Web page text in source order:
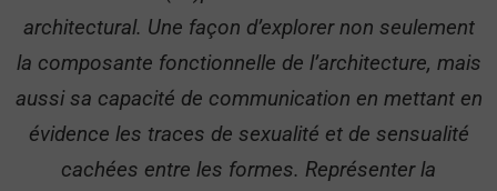
architectural. Une façon d’explorer non seulement
la composante fonctionnelle de l’architecture, mais
aussi sa capacité de communication en mettant en
évidence les traces de sexualité et de sensualité
cachées entre les formes. Représenter la